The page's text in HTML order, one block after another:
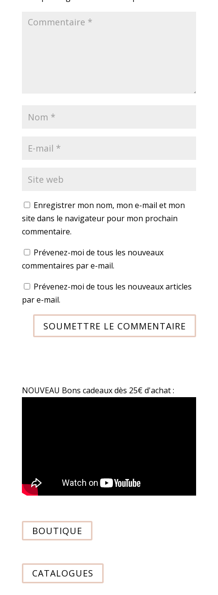
Enregistrer mon nom, mon e-mail et mon
site dans le navigateur pour mon prochain
commentaire.
Prévenez-moi de tous les nouveaux
commentaires par e-mail.
Prévenez-moi de tous les nouveaux articles
par e-mail.
SOUMETTRE LE COMMENTAIRE
NOUVEAU Bons cadeaux dès 25€ d'achat :
BOUTIQUE
CATALOGUES